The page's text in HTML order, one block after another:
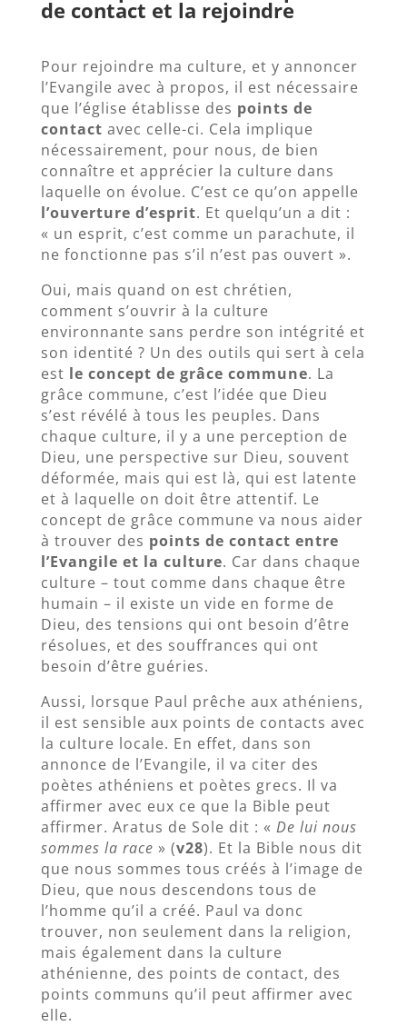
de contact et la rejoindre
Pour rejoindre ma culture, et y annoncer
l’Evangile avec à propos, il est nécessaire
que l’église établisse des points de
contact avec celle-ci. Cela implique
nécessairement, pour nous, de bien
connaître et apprécier la culture dans
laquelle on évolue. C’est ce qu’on appelle
l’ouverture d’esprit. Et quelqu’un a dit :
« un esprit, c’est comme un parachute, il
ne fonctionne pas s’il n’est pas ouvert ».
Oui, mais quand on est chrétien,
comment s’ouvrir à la culture
environnante sans perdre son intégrité et
son identité ? Un des outils qui sert à cela
est le concept de grâce commune. La
grâce commune, c’est l’idée que Dieu
s’est révélé à tous les peuples. Dans
chaque culture, il y a une perception de
Dieu, une perspective sur Dieu, souvent
déformée, mais qui est là, qui est latente
et à laquelle on doit être attentif. Le
concept de grâce commune va nous aider
à trouver des points de contact entre
l’Evangile et la culture. Car dans chaque
culture – tout comme dans chaque être
humain – il existe un vide en forme de
Dieu, des tensions qui ont besoin d’être
résolues, et des souffrances qui ont
besoin d’être guéries.
Aussi, lorsque Paul prêche aux athéniens,
il est sensible aux points de contacts avec
la culture locale. En effet, dans son
annonce de l’Evangile, il va citer des
poètes athéniens et poètes grecs. Il va
affirmer avec eux ce que la Bible peut
affirmer. Aratus de Sole dit : « De lui nous
sommes la race » (v28). Et la Bible nous dit
que nous sommes tous créés à l’image de
Dieu, que nous descendons tous de
l’homme qu’il a créé. Paul va donc
trouver, non seulement dans la religion,
mais également dans la culture
athénienne, des points de contact, des
points communs qu’il peut affirmer avec
elle.